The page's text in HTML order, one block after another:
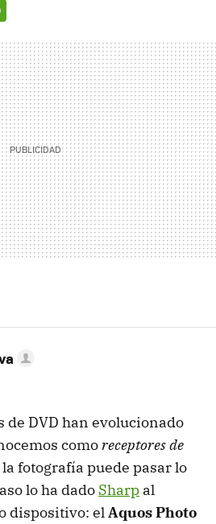
de DVD han evolucionado
comoreceptores de
la fotografía puede pasar lo
lo ha dado Sharp al
dispositivo: elAquos Photo